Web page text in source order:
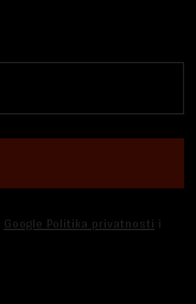
Google Politika privatnosti i